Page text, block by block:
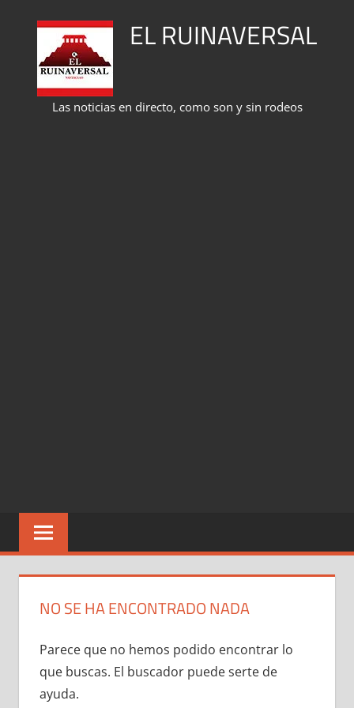
contenido
EL RUINAVERSAL
Las noticias en directo, como son y sin rodeos
NO SE HA ENCONTRADO NADA
Parece que no hemos podido encontrar lo
que buscas. El buscador puede serte de
ayuda.